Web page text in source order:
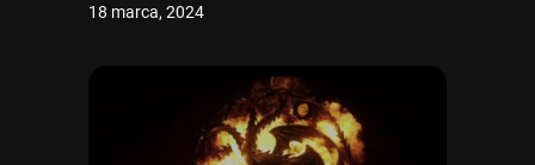
18 marca, 2024